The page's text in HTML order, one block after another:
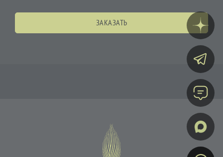
ЗАКАЗАТЬ